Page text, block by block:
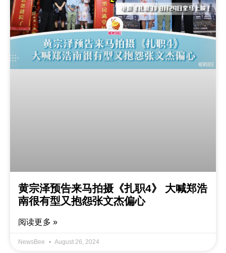
黄宗泽预告来马拍摄《扎职4》 大喊郑浩
南很有型又抱怨张文杰偏心
阅读更多 »
NewsBee August 26, 2024